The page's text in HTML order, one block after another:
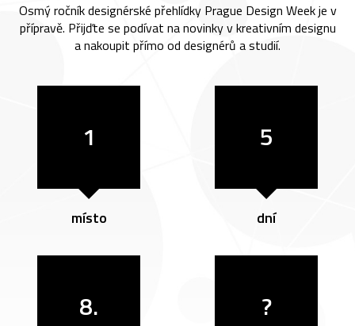
Osmý ročník designérské přehlídky Prague Design Week je v
přípravě. Přijďte se podívat na novinky v kreativním designu
a nakoupit přímo od designérů a studií.
1
místo
5
dní
8. ?